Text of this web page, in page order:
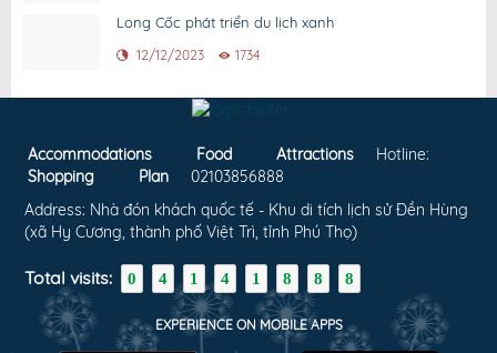
Long Cốc phát triển du lịch xanh
12/12/2023 1734
Accommodations Food
Attractions
Shopping
Plan
Hotline:
02103856888
Address: Nhà đón khách quốc tế - Khu di tích lịch sử Đền Hùng
(xã Hy Cương, thành phố Việt Trì, tỉnh Phú Thọ)
Total visits: 0 4 1 4 1 8 8 8
EXPERIENCE ON MOBILE APPS